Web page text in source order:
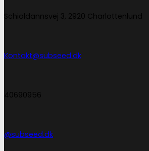
Schioldannsvej 3, 2920 Charlottenlund
Kontakt@subseed.dk
40690956
@subseed.dk